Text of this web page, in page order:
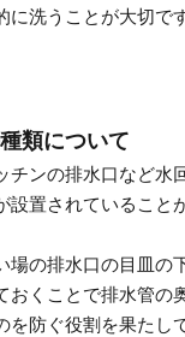
洗うことが大切です
類について
チンの排水口など水
設置されていること
場の排水口の目皿の
おくことで排水管の
を防ぐ役割を果たし